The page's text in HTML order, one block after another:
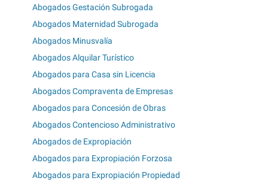
Abogados Gestación Subrogada
Abogados Maternidad Subrogada
Abogados Minusvalía
Abogados Alquilar Turístico
Abogados para Casa sin Licencia
Abogados Compraventa de Empresas
Abogados para Concesión de Obras
Abogados Contencioso Administrativo
Abogados de Expropiación
Abogados para Expropiación Forzosa
Abogados para Expropiación Propiedad